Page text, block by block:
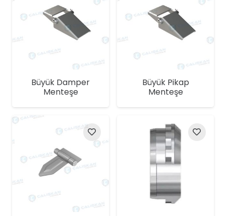
Büyük Damper
Menteşe
Büyük Pikap
Menteşe